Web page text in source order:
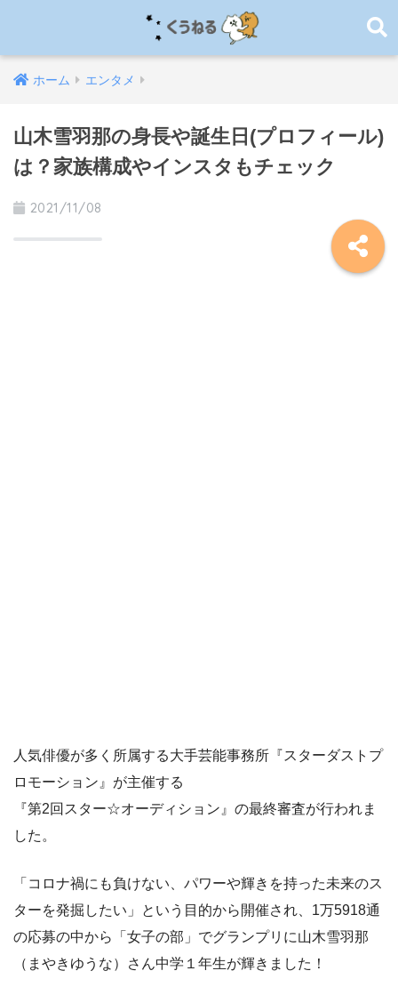
ホーム エンタメ
山木雪羽那の身長や誕生日(プロフィール)
は？家族構成やインスタもチェック
2021/11/08
人気俳優が多く所属する大手芸能事務所『スターダストプ
ロモーション』が主催する
『第2回スター☆オーディション』の最終審査が行われま
した。
「コロナ禍にも負けない、パワーや輝きを持った未来のス
ターを発掘したい」という目的から開催され、1万5918通
の応募の中から「女子の部」でグランプリに山木雪羽那
（まやきゆうな）さん中学１年生が輝きました！